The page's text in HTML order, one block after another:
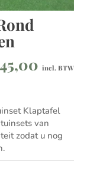
incl. BTW
Klaptafel
van
zodat u nog